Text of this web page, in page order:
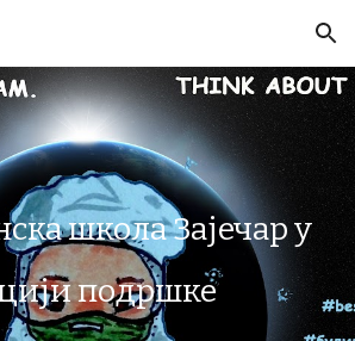
Skip to navigation
школа Зајечар у
подршке